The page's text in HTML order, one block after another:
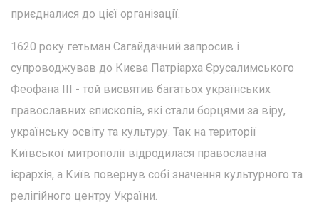
приєдналися до цієї організації.
1620 року гетьман Сагайдачний запросив і
супроводжував до Києва Патріарха Єрусалимського
Феофана III - той висвятив багатьох українських
православних єпископів, які стали борцями за віру,
українську освіту та культуру. Так на території
Київської митрополії відродилася православна
ієрархія, а Київ повернув собі значення культурного та
релігійного центру України.